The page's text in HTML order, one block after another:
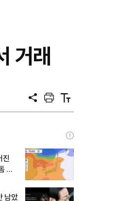
거래
공
프
트
텍
트
진
박
남았